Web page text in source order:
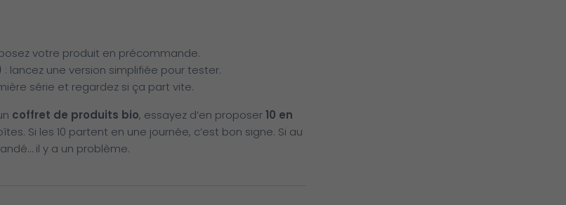
votre produit en précommande.
: lancez une version simplifiée pour tester.
série et regardez si ça part vite.
coffret de produits bio, essayez d’en proposer10 en
Si les 10 partent en une journée, c’est bon signe. Si au
il y a un problème.